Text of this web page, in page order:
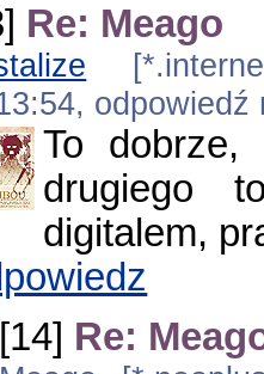
Re: Meago
To dobrze,
drugiego
digitalem,
[14] Re: